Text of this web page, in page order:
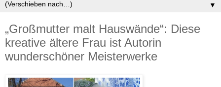
▼
„Großmutter malt Hauswände“: Diese
kreative ältere Frau ist Autorin
wunderschöner Meisterwerke